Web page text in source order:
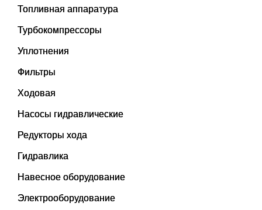
Топливная аппаратура
Турбокомпрессоры
Уплотнения
Фильтры
Ходовая
Насосы гидравлические
Редукторы хода
Гидравлика
Навесное оборудование
Электрооборудование